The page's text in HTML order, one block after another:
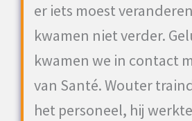
er iets moest
kwamen niet verder.
kwamen we in contact
van Santé. Wouter
het personeel, hij